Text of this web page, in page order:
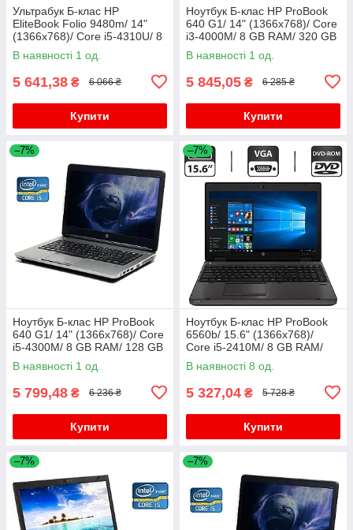
Ультрабук Б-клас HP
EliteBook Folio 9480m/ 14"
(1366x768)/ Core i5-4310U/ 8
GB RAM/ 180 GB SSD/ HD
4400
В наявності 1 од.
5 641,38 ₴ 6 066 ₴
Купити
Ноутбук Б-клас HP ProBook
640 G1/ 14" (1366x768)/ Core
i3-4000M/ 8 GB RAM/ 320 GB
HDD/ HD Graphic 4600
В наявності 1 од.
5 845,05 ₴ 6 285 ₴
Купити
–7%
Ноутбук Б-клас HP ProBook
640 G1/ 14" (1366x768)/ Core
i5-4300M/ 8 GB RAM/ 128 GB
SSD/ HD Graphic 4600
В наявності 1 од.
5 799,48 ₴ 6 236 ₴
Купити
–7%
Ноутбук Б-клас HP ProBook
6560b/ 15.6" (1366x768)/
Core i5-2410M/ 8 GB RAM/
320 GB HDD/ HD 3000
В наявності 8 од.
5 327,04 ₴ 5 728 ₴
Купити
–7% –7%